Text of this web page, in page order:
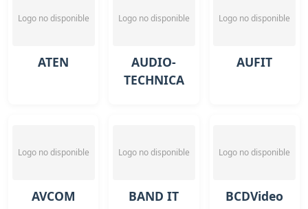
Logo no disponible
ATEN
Logo no disponible
AUDIO-
TECHNICA
Logo no disponible
AUFIT
Logo no disponible
AVCOM
Logo no disponible
BAND IT
Logo no disponible
BCDVideo